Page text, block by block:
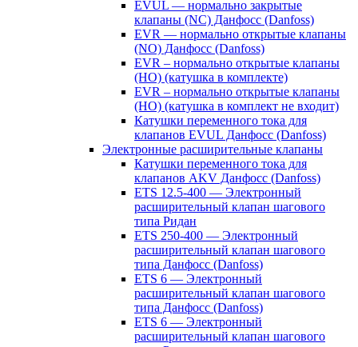
EVUL — нормально закрытые
клапаны (NC) Данфосс (Danfoss)
EVR — нормально открытые клапаны
(NO) Данфосс (Danfoss)
EVR – нормально открытые клапаны
(НО) (катушка в комплекте)
EVR – нормально открытые клапаны
(НО) (катушка в комплект не входит)
Катушки переменного тока для
клапанов EVUL Данфосс (Danfoss)
Электронные расширительные клапаны
Катушки переменного тока для
клапанов AKV Данфосс (Danfoss)
ETS 12.5-400 — Электронный
расширительный клапан шагового
типа Ридан
ETS 250-400 — Электронный
расширительный клапан шагового
типа Данфосс (Danfoss)
ETS 6 — Электронный
расширительный клапан шагового
типа Данфосс (Danfoss)
ETS 6 — Электронный
расширительный клапан шагового